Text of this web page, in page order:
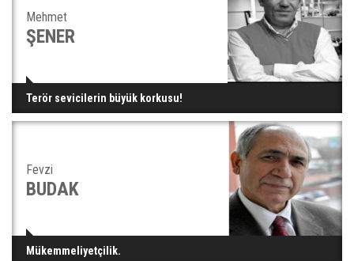
Mehmet
ŞENER
Terör sevicilerin büyük korkusu!
Fevzi
BUDAK
Mükemmeliyetçilik.